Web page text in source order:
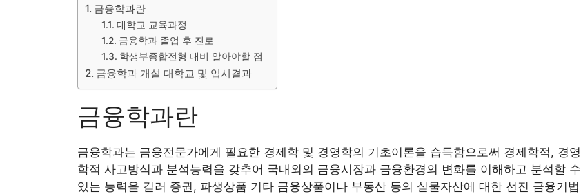
금융학과란
대학교 교육과정
금융학과 졸업 후 진로
학생부종합전형 대비 알아야할 점
금융학과 개설 대학교 및 입시결과
금융학과란
금융학과는 금융전문가에게 필요한 경제학 및 경영학의 기초이론을 습득함으로써 경제학적, 경영
학적 사고방식과 분석능력을 갖추어 국내외의 금융시장과 금융환경의 변화를 이해하고 분석할 수
있는 능력을 길러 증권, 파생상품 기타 금융상품이나 부동산 등의 실물자산에 대한 선진 금융기법